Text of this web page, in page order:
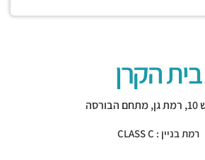
בית הקרן
רמת גן,מתחם הבורסה
רמת בניין : CLASS C